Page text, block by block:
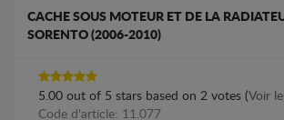
CACHE SOUS MOTEUR ET DE LA
SORENTO (2006-2010)
5.00 out of 5 stars based on 2 votes (Voir
Code d'article: 11.077